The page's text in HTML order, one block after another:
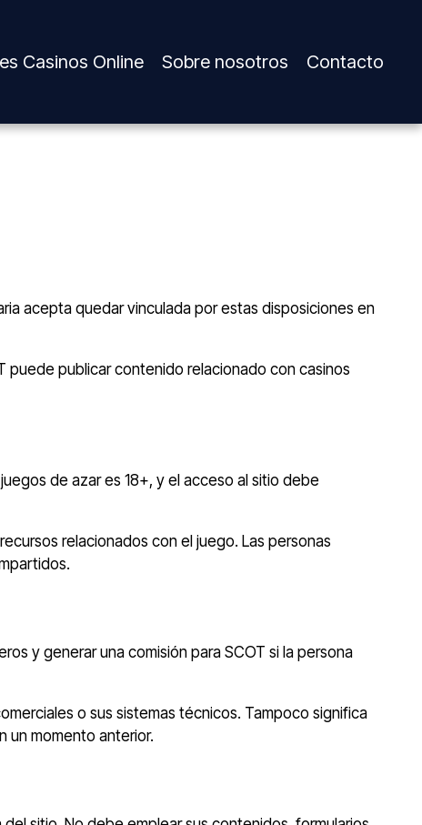
Casinos Online Sobre nosotros Contacto
acepta quedar vinculada por estas disposiciones en
puede publicar contenido relacionado con casinos
de azar es 18+, y el acceso al sitio debe
relacionados con el juego. Las personas
y generar una comisión para SCOT si la persona
o sus sistemas técnicos. Tampoco significa
un momento anterior.